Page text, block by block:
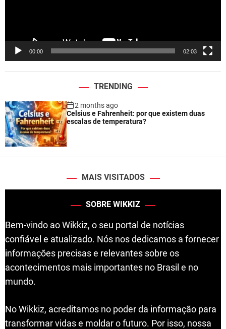
00:00 02:03
TRENDING
2 months ago
Celsius e Fahrenheit: por que existem duas
escalas de temperatura?
MAIS VISITADOS
SOBRE WIKKIZ
Bem-vindo ao Wikkiz, o seu portal de notícias
confiável e atualizado. Nós nos dedicamos a fornecer
informações precisas e relevantes sobre os
acontecimentos mais importantes no Brasil e no
mundo.
No Wikkiz, acreditamos no poder da informação para
transformar vidas e moldar o futuro. Por isso, nossa